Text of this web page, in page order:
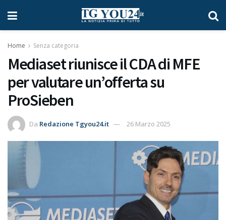
Home Senza categoria
Mediaset riunisce il CDA di MFE
per valutare un’offerta su
ProSieben
Da Redazione Tgyou24.it 26 Marzo 2025